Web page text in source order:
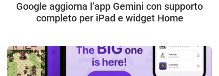
Google aggiorna l’app Gemini con supporto
completo per iPad e widget Home